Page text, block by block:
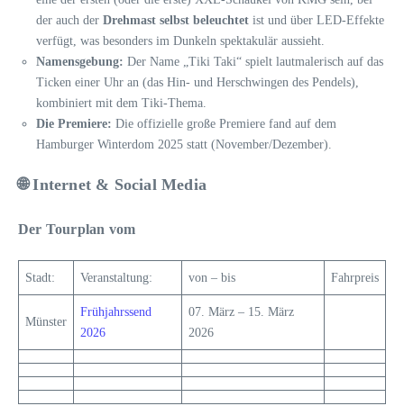
der auch der Drehmast selbst beleuchtet ist und über LED-Effekte
verfügt, was besonders im Dunkeln spektakulär aussieht.
Namensgebung: Der Name „Tiki Taki“ spielt lautmalerisch auf das
Ticken einer Uhr an (das Hin- und Herschwingen des Pendels),
kombiniert mit dem Tiki-Thema.
Die Premiere: Die offizielle große Premiere fand auf dem
Hamburger Winterdom 2025 statt (November/Dezember).
🌐 Internet & Social Media
Der Tourplan vom
Stadt: Veranstaltung: von – bis Fahrpreis
Münster
Frühjahrssend
2026
07. März – 15. März
2026